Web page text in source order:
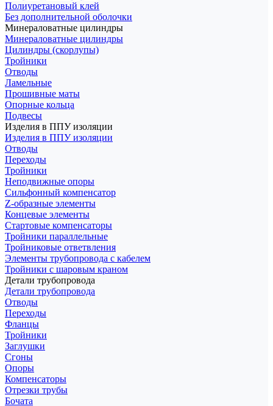
Полиуретановый клей
Без дополнительной оболочки
Минераловатные цилиндры
Минераловатные цилиндры
Цилиндры (скорлупы)
Тройники
Отводы
Ламельные
Прошивные маты
Опорные кольца
Подвесы
Изделия в ППУ изоляции
Изделия в ППУ изоляции
Отводы
Переходы
Тройники
Неподвижные опоры
Cильфонный компенсатор
Z-образные элементы
Концевые элементы
Стартовые компенсаторы
Тройники параллельные
Тройниковые ответвления
Элементы трубопровода с кабелем
Тройники с шаровым краном
Детали трубопровода
Детали трубопровода
Отводы
Переходы
Фланцы
Тройники
Заглушки
Сгоны
Опоры
Компенсаторы
Отрезки трубы
Бочата